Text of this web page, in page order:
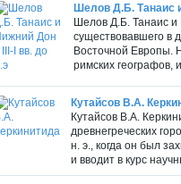
Шелов Д.Б. Танаис
Шелов Д.Б. Танаис и
существовавшего в
Восточной Европы.
римских географов,
Кутайсов В.А.
Кутайсов В.А.
древнегреческих
н. э., когда он был
и вводит в курс